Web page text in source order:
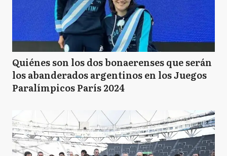
Quiénes son los dos bonaerenses que serán
los abanderados argentinos en los Juegos
Paralímpicos París 2024